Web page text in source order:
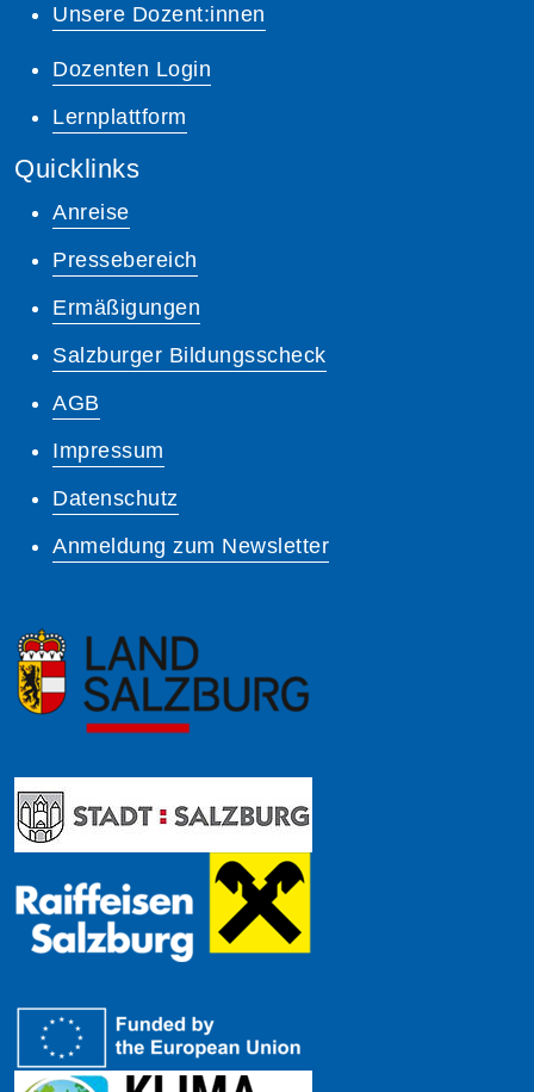
Unsere Dozent:innen
Dozenten Login
Lernplattform
Quicklinks
Anreise
Pressebereich
Ermäßigungen
Salzburger Bildungsscheck
AGB
Impressum
Datenschutz
Anmeldung zum Newsletter